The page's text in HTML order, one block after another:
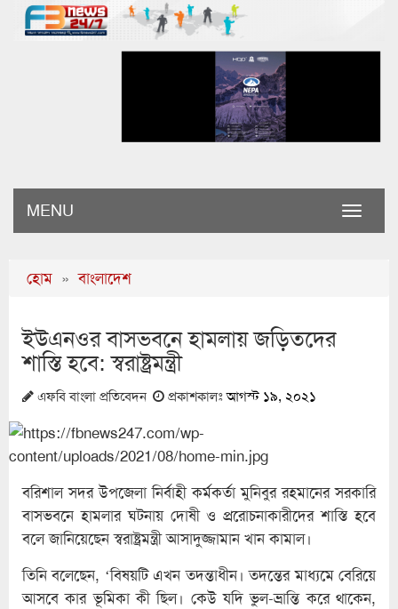
Toggle
MENU
হোম » বাংলাদেশ
ইউএনওর বাসভবনে হামলায় জড়িতদের
শাস্তি হবে: স্বরাষ্ট্রমন্ত্রী
এফবি বাংলা প্রতিবেদন প্রকাশকালঃআগস্ট ১৯, ২০২১
বরিশাল সদর উপজেলা নির্বাহী কর্মকর্তা মুনিবুর রহমানের সরকারি
বাসভবনে হামলার ঘটনায় দোষী ও প্ররোচনাকারীদের শাস্তি হবে
বলে জানিয়েছেন স্বরাষ্ট্রমন্ত্রী আসাদুজ্জামান খান কামাল।
তিনি বলেছেন, ‘বিষয়টি এখন তদন্তাধীন। তদন্তের মাধ্যমে বেরিয়ে
আসবে কার ভূমিকা কী ছিল। কেউ যদি ভুল-ভ্রান্তি করে থাকেন,